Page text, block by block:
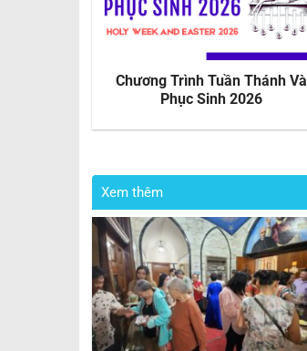
Chương Trình Tuần Thánh Và
Phục Sinh 2026
Xem thêm